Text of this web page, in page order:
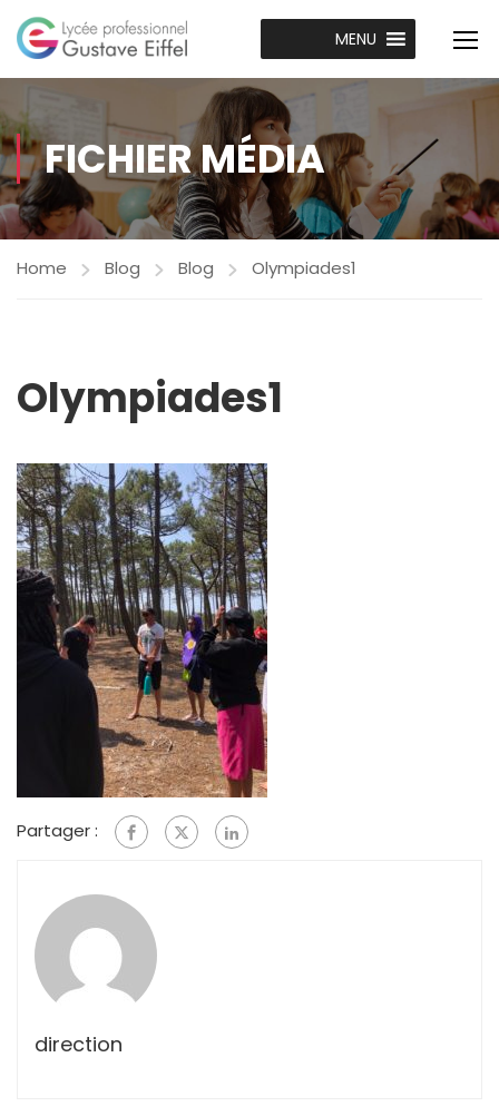
MENU
FICHIER MÉDIA
Home Blog Blog Olympiades1
Olympiades1
Partager :
direction